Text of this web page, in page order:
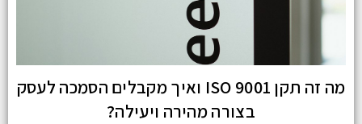
מה זה תקן ISO 9001 ואיך מקבלים הסמכה לעסק
בצורה מהירה ויעילה?